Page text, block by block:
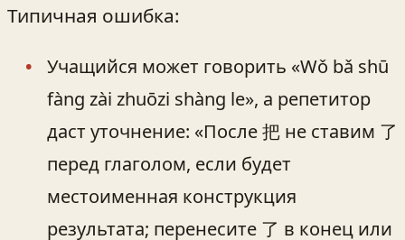
Типичная ошибка:
Учащийся может говорить «Wǒ bǎ shū
fàng zài zhuōzi shàng le», а репетитор
даст уточнение: «После 把 не ставим 了
перед глаголом, если будет
местоименная конструкция
результата; перенесите 了 в конец или